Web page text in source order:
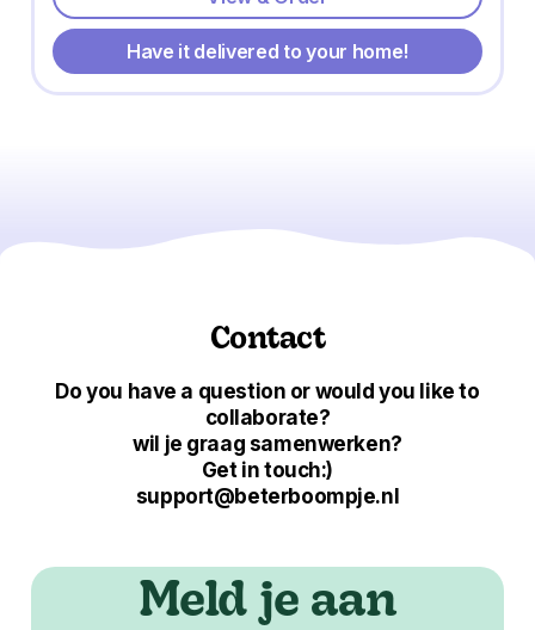
Have it delivered to your home!
Contact
Do you have a question or would you like to
collaborate?
wil je graag samenwerken?
Get in touch:)
support@beterboompje.nl
Meld je aan